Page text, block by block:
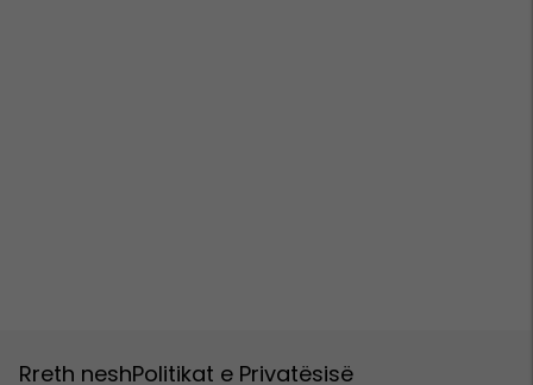
Rreth neshPolitikat e Privatësisë